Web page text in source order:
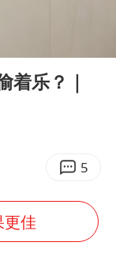
150.80元/股
泰国一女公务员妆容引争议 本人回应
法国将禁止“未经同意的电话营销”
”读数爆表
着乐？｜
5
佳